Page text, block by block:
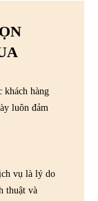
khách hàng
luôn đảm
vụ là lý do
thuật và